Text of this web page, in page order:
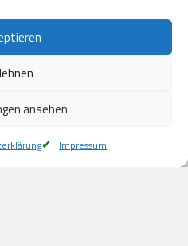
ansehen
Impressum